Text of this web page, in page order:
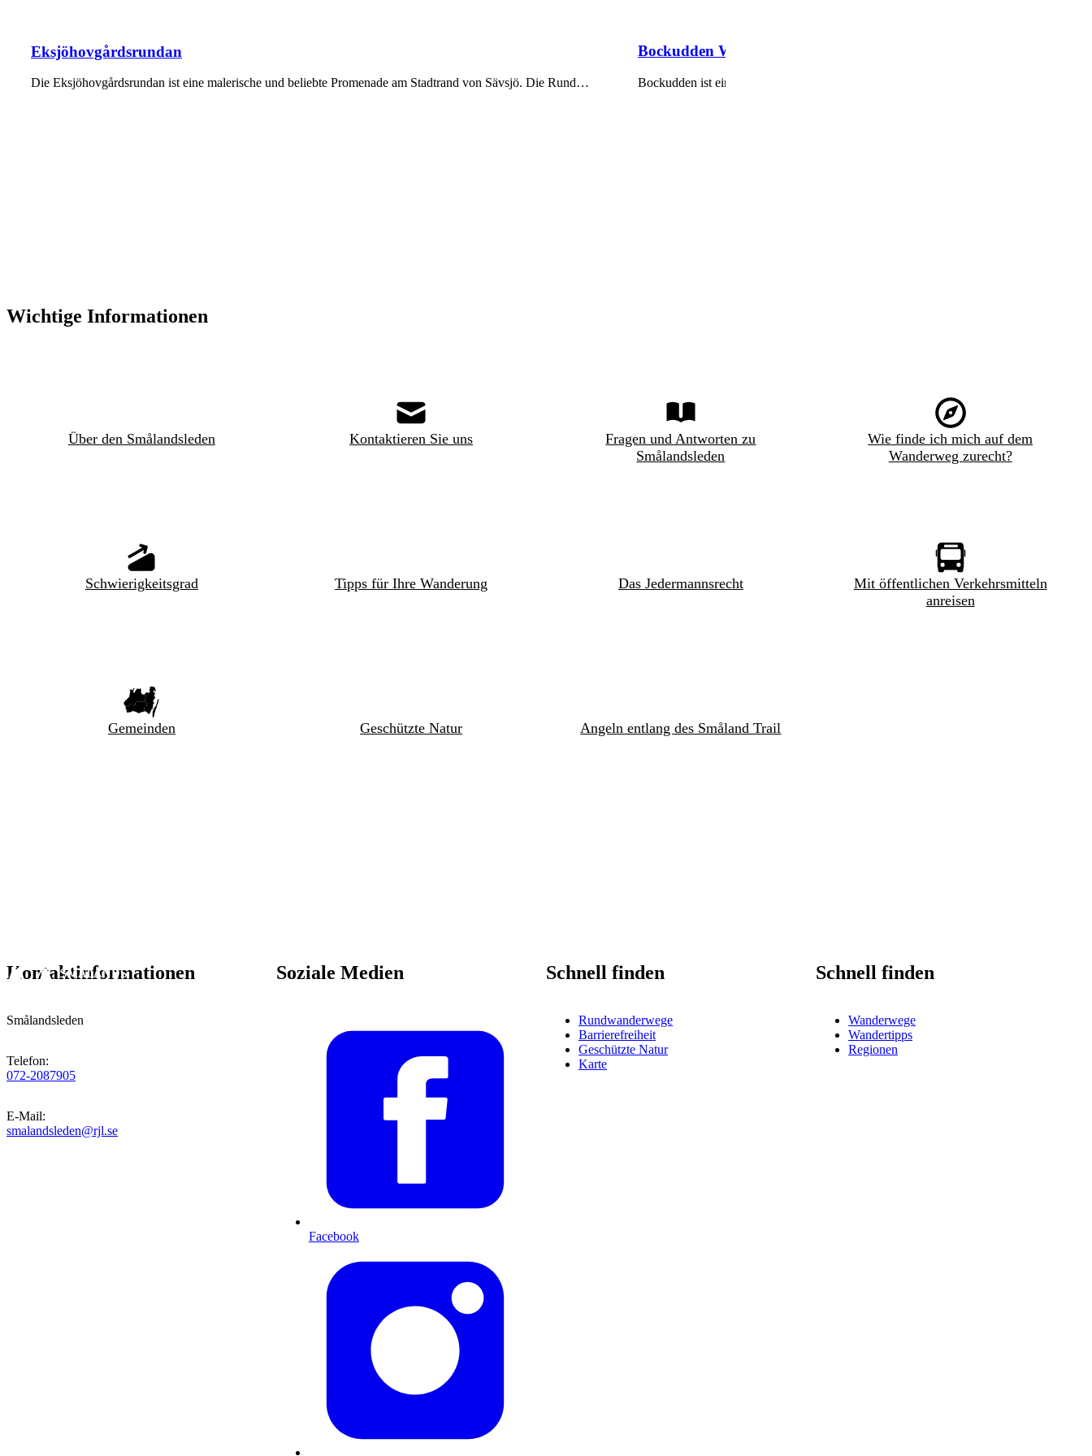
Eksjöhovgårdsrundan
Die Eksjöhovgårdsrundan ist eine malerische und beliebte Promenade am Stadtrand von Sävsjö. Die Rund…
Bockudden Windschutz und Grillplatz
Bockudden ist einen Abstecher auf deiner Wanderung um den Eksjöhovgårdssjön
Wichtige Informationen
Über den Smålandsleden Kontaktieren Sie uns
Fragen und Antworten zu
Smålandsleden
Wie finde ich mich auf dem
Wanderweg zurecht?
Schwierigkeitsgrad Tipps für Ihre Wanderung Das Jedermannsrecht
Mit öffentlichen Verkehrsmitteln
anreisen
Gemeinden Geschützte Natur Angeln entlang des Småland Trail
Kontaktinformationen
Smålandsleden
Telefon:
072-2087905
E-Mail:
smalandsleden@rjl.se
Soziale Medien
Facebook
Schnell finden
Rundwanderwege
Barrierefreiheit
Geschützte Natur
Karte
Schnell finden
Wanderwege
Wandertipps
Regionen